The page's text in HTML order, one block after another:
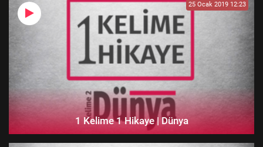
25 Ocak 2019 12:23
1 Kelime 1 Hikaye | Dünya